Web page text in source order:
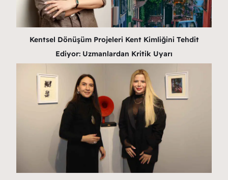
Kentsel Dönüşüm Projeleri Kent Kimliğini Tehdit
Ediyor: Uzmanlardan Kritik Uyarı